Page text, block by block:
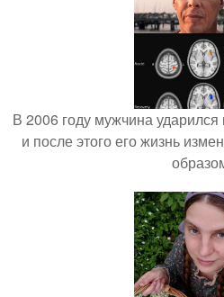
В 2006 году мужчина
и после этого его жизнь